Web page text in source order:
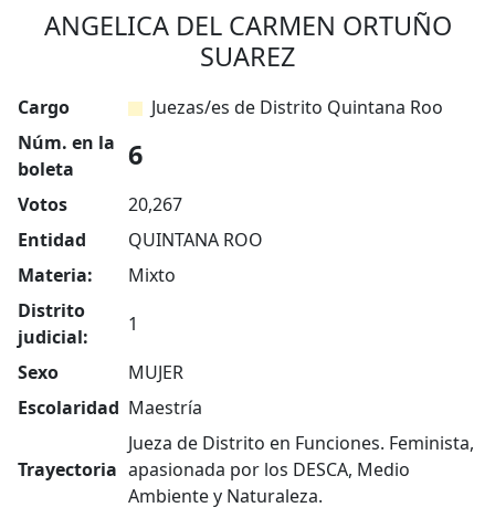
ANGELICA DEL CARMEN ORTUÑO
SUAREZ
Cargo
Juezas/es de Distrito Quintana Roo
Núm. en la
boleta
6
Votos
20,267
Entidad
QUINTANA ROO
Materia:
Mixto
Distrito
judicial:
1
Sexo
MUJER
Escolaridad Maestría
Trayectoria
Jueza de Distrito en Funciones. Feminista,
apasionada por los DESCA, Medio
Ambiente y Naturaleza.